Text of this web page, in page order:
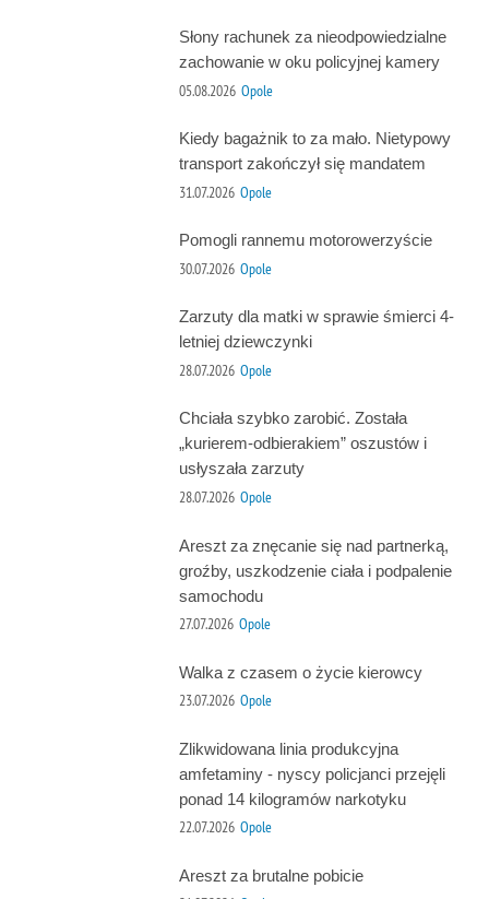
Słony rachunek za nieodpowiedzialne
zachowanie w oku policyjnej kamery
05.08.2026 Opole
Kiedy bagażnik to za mało. Nietypowy
transport zakończył się mandatem
31.07.2026 Opole
Pomogli rannemu motorowerzyście
30.07.2026 Opole
Zarzuty dla matki w sprawie śmierci 4-
letniej dziewczynki
28.07.2026 Opole
Chciała szybko zarobić. Została
„kurierem-odbierakiem” oszustów i
usłyszała zarzuty
28.07.2026 Opole
Areszt za znęcanie się nad partnerką,
groźby, uszkodzenie ciała i podpalenie
samochodu
27.07.2026 Opole
Walka z czasem o życie kierowcy
23.07.2026 Opole
Zlikwidowana linia produkcyjna
amfetaminy - nyscy policjanci przejęli
ponad 14 kilogramów narkotyku
22.07.2026 Opole
Areszt za brutalne pobicie